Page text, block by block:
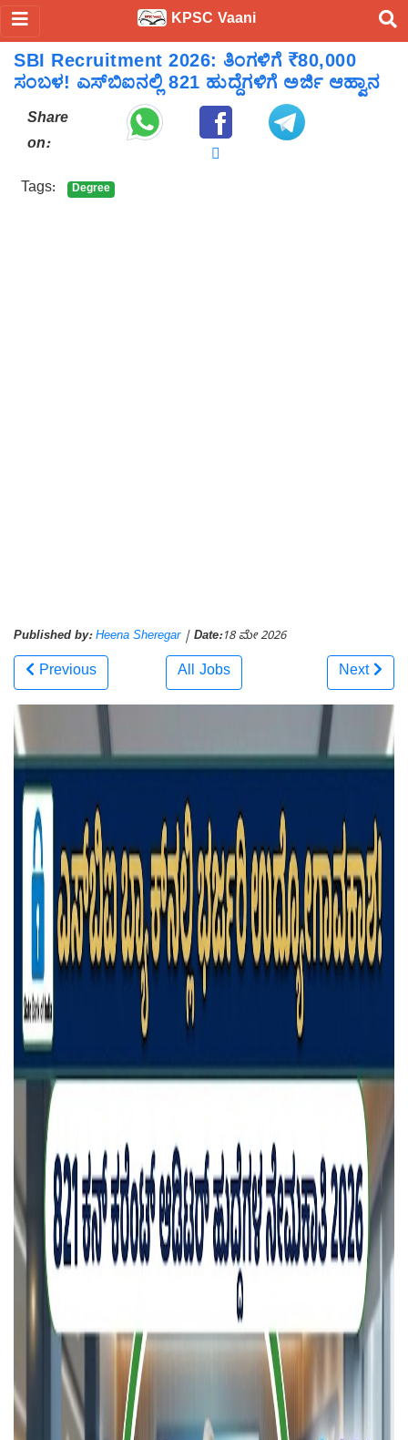
KPSC Vaani
SBI Recruitment 2026: ತಿಂಗಳಿಗೆ ₹80,000
ಸಂಬಳ! ಎಸ್‌ಬಿಐನಲ್ಲಿ 821 ಹುದ್ದೆಗಳಿಗೆ ಅರ್ಜಿ ಆಹ್ವಾನ
Share
on:
Tags: Degree
Published by: Heena Sheregar | Date:18 ಮೇ 2026
Previous All Jobs Next